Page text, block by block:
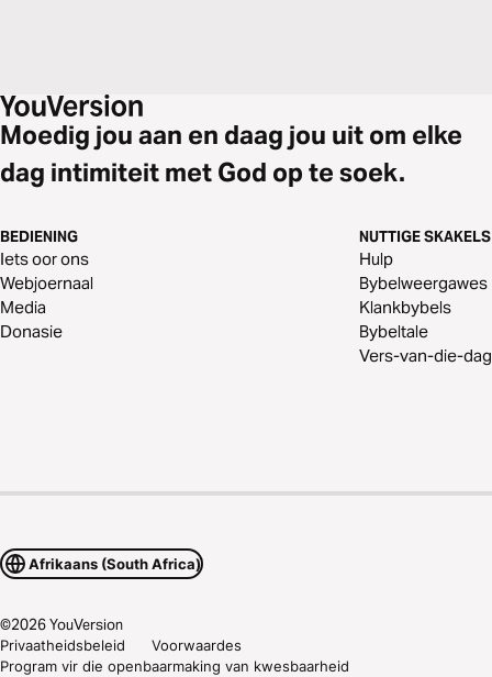
Moedig jou aan en daag jou uit om elke
dag intimiteit met God op te soek.
BEDIENING
Iets oor ons
Webjoernaal
Media
Donasie
NUTTIGE SKAKELS
Hulp
Bybelweergawes
Klankbybels
Bybeltale
Vers-van-die-dag
Afrikaans (South Africa)
©2026YouVersion
Privaatheidsbeleid
Voorwaardes
Program vir die openbaarmaking van kwesbaarheid